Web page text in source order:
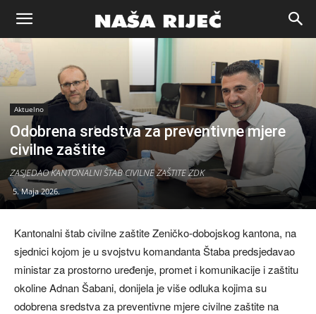
Naša
riječ
Zenica
Aktuelno
Odobrena sredstva za preventivne mjere
civilne zaštite
ZASJEDAO KANTONALNI ŠTAB CIVILNE ZAŠTITE ZDK
5. Maja 2026.
Kantonalni štab civilne zaštite Zeničko-dobojskog kantona, na
sjednici kojom je u svojstvu komandanta Štaba predsjedavao
ministar za prostorno uređenje, promet i komunikacije i zaštitu
okoline Adnan Šabani, donijela je više odluka kojima su
odobrena sredstva za preventivne mjere civilne zaštite na